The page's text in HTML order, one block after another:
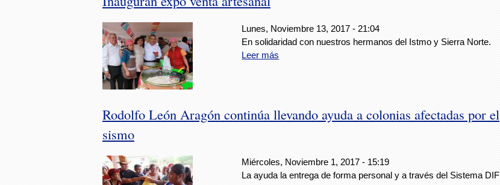
Lunes, Noviembre 13, 2017 - 21:04
En solidaridad con nuestros hermanos del Istmo y Sierra Norte.
Leer más
Rodolfo León Aragón continúa llevando ayuda a colonias afectadas por el
sismo
Miércoles, Noviembre 1, 2017 - 15:19
La ayuda la entrega de forma personal y a través del Sistema DIF